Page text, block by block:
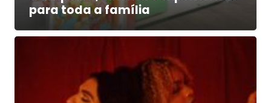
para toda a família